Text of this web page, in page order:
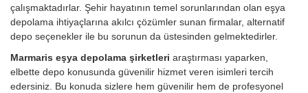
çalışmaktadırlar. Şehir hayatının temel sorunlarından olan eşya
depolama ihtiyaçlarına akılcı çözümler sunan firmalar, alternatif
depo seçenekler ile bu sorunun da üstesinden gelmektedirler.
Marmaris eşya depolama şirketleri araştırması yaparken,
elbette depo konusunda güvenilir hizmet veren isimleri tercih
edersiniz. Bu konuda sizlere hem güvenilir hem de profesyonel